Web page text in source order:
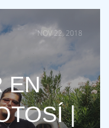
NOV 22, 2018
EN
|